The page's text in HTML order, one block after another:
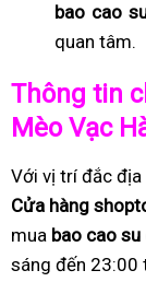
bao cao
quan tâm.
Thông tin
Mèo Vạc
Với vị trí đắc địa
Cửa hàng
mua bao cao su
sáng đến 23:00